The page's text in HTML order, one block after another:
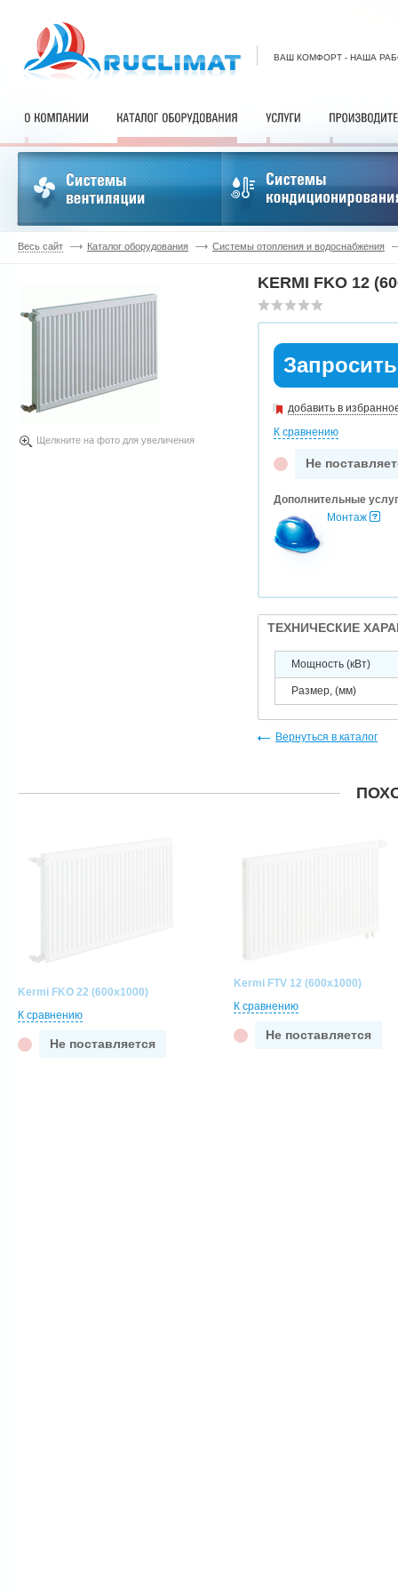
ВАШ КОМФОРТ - НАША
Весь сайт Каталог оборудования Системы отопления и водоснабжения
Щелкните на фото для увеличения
KERMI FKO 12
добавить в
К сравнению
Не
Дополнительные
Монтаж
ТЕХНИЧЕСКИЕ
Мощность (кВт)
Размер, (мм)
Вернуться в каталог
Kermi FKO 22 (600x1000)
К сравнению
Не поставляется
Kermi FTV 12 (600x1000)
К сравнению
Не поставляется